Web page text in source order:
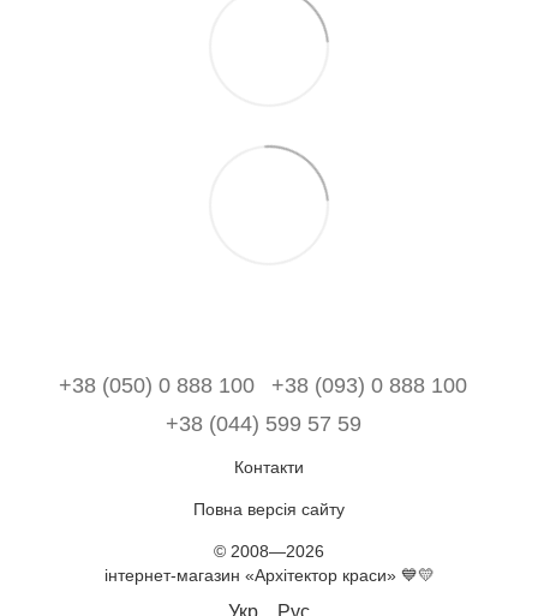
+38 (050) 0 888 100
+38 (093) 0 888 100
+38 (044) 599 57 59
Контакти
Повна версія сайту
© 2008—2026
інтернет-магазин «Архітектор краси» 💙💛